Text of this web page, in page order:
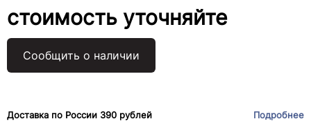
стоимость уточняйте
Сообщить о наличии
Доставка по России 390 рублей
Подробнее